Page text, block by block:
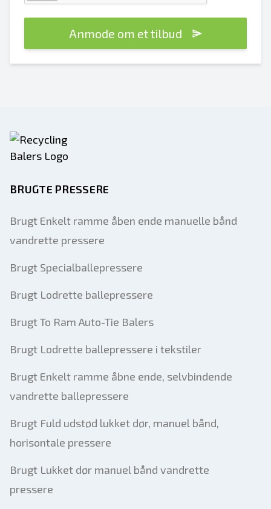
Anmode om et tilbud
BRUGTE PRESSERE
Brugt Enkelt ramme åben ende manuelle bånd
vandrette pressere
Brugt Specialballepressere
Brugt Lodrette ballepressere
Brugt To Ram Auto-Tie Balers
Brugt Lodrette ballepressere i tekstiler
Brugt Enkelt ramme åbne ende, selvbindende
vandrette ballepressere
Brugt Fuld udstød lukket dør, manuel bånd,
horisontale pressere
Brugt Lukket dør manuel bånd vandrette
pressere